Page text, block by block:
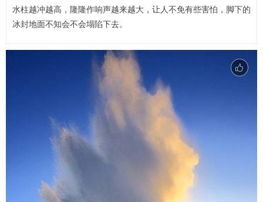
水柱越冲越高，隆隆作响声越来越大，让人不免有些害怕，脚下的
冰封地面不知会不会塌陷下去。